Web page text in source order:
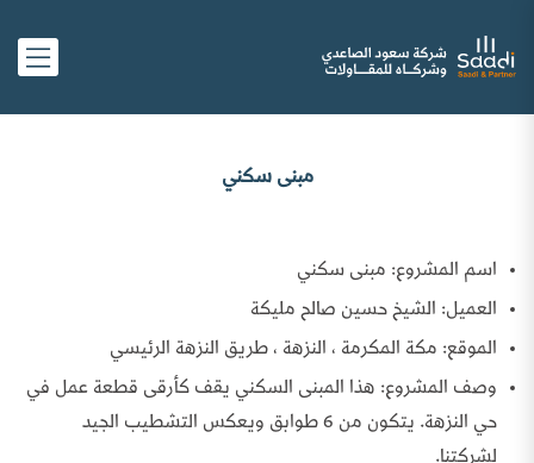
مبنى سكني
اسم المشروع: مبنى سكني
العميل: الشيخ حسين صالح مليكة
الموقع: مكة المكرمة ، النزهة ، طريق النزهة الرئيسي
وصف المشروع: هذا المبنى السكني يقف كأرقى قطعة عمل في
حي النزهة. يتكون من 6 طوابق ويعكس التشطيب الجيد
لشركتنا.